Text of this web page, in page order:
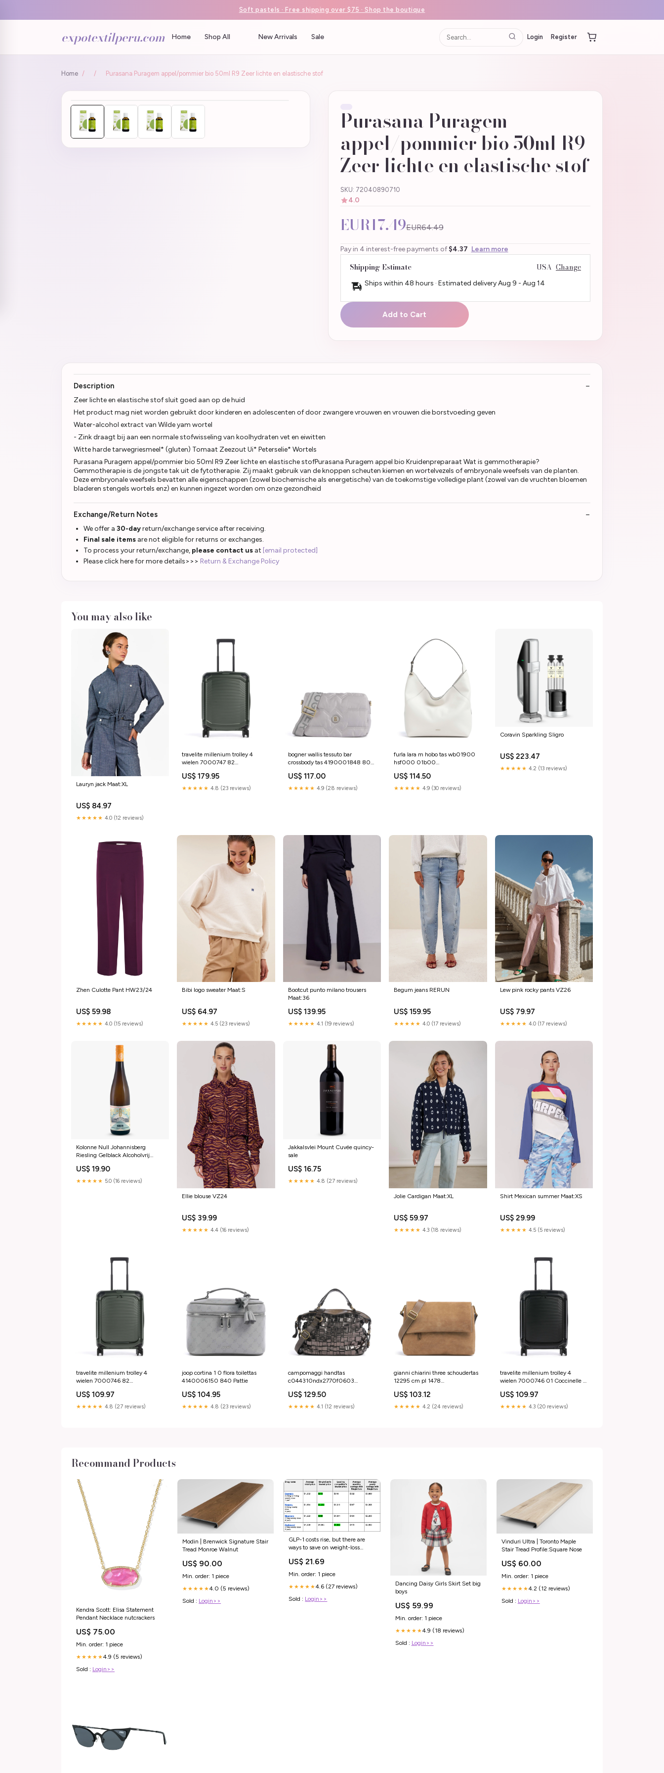
Soft pastels · Free shipping over $75 · Shop the boutique
expotextilperu.com Home Shop All New Arrivals Sale Login Register
Home / / Purasana Puragem appel/pommier bio 50ml R9 Zeer lichte en elastische stof
Purasana Puragem
appel/pommier bio 50ml R9
Zeer lichte en elastische stof
SKU: 72040890710
4.0
EUR17.49EUR64.49
Pay in 4 interest-free payments of $4.37 Learn more
Shipping Estimate USA Change
Ships within 48 hours · Estimated deliveryAug 9 - Aug 14
Add to Cart
Description
Zeer lichte en elastische stof sluit goed aan op de huid
Het product mag niet worden gebruikt door kinderen en adolescenten of door zwangere vrouwen en vrouwen die borstvoeding geven
Water-alcohol extract van Wilde yam wortel
- Zink draagt bij aan een normale stofwisseling van koolhydraten vet en eiwitten
Witte harde tarwegriesmeel* (gluten) Tomaat Zeezout Ui* Peterselie* Wortels
Purasana Puragem appel/pommier bio 50ml R9 Zeer lichte en elastische stofPurasana Puragem appel bio Kruidenpreparaat Wat is gemmotherapie?
Gemmotherapie is de jongste tak uit de fytotherapie. Zij maakt gebruik van de knoppen scheuten kiemen en wortelvezels of embryonale weefsels van de planten.
Deze embryonale weefsels bevatten alle eigenschappen (zowel biochemische als energetische) van de toekomstige volledige plant (zowel van de vruchten bloemen
bladeren stengels wortels enz) en kunnen ingezet worden om onze gezondheid
Exchange/Return Notes
We offer a 30-dayreturn/exchange service after receiving.
Final sale items are not eligible for returns or exchanges.
To process your return/exchange, please contact us at [email protected]
Please click here for more details>>> Return & Exchange Policy
You may also like
Lauryn jack Maat:XL
US$ 84.97
★★★★★ 4.0 (12 reviews)
travelite millenium trolley 4
wielen 7000747 82
US$ 179.95
★★★★★ 4.8 (23 reviews)
bogner wallis tessuto bar
crossbody tas 4190001848 801
US$ 117.00
★★★★★ 4.9 (28 reviews)
furla lara m hobo tas wb01900
hsf000 01b00
US$ 114.50
★★★★★ 4.9 (30 reviews)
Coravin Sparkling Sligro
US$ 223.47
★★★★★ 4.2 (13 reviews)
Zhen Culotte Pant HW23/24
US$ 59.98
★★★★★ 4.0 (15 reviews)
Bibi logo sweater Maat:S
US$ 64.97
★★★★★ 4.5 (23 reviews)
Bootcut punto milano trousers
Maat:36
US$ 139.95
★★★★★ 4.1 (19 reviews)
Begum jeans RERUN
US$ 159.95
★★★★★ 4.0 (17 reviews)
Lew pink rocky pants VZ26
US$ 79.97
★★★★★ 4.0 (17 reviews)
Kolonne Null Johannisberg
Riesling Gelblack Alcoholvrij
US$ 19.90
★★★★★ 5.0 (16 reviews)
Ellie blouse VZ24
US$ 39.99
★★★★★ 4.4 (16 reviews)
Jakkalsvlei Mount Cuvée quincy-
sale
US$ 16.75
★★★★★ 4.8 (27 reviews)
Jolie Cardigan Maat:XL
US$ 59.97
★★★★★ 4.3 (18 reviews)
Shirt Mexican summer Maat:XS
US$ 29.99
★★★★★ 4.5 (5 reviews)
travelite millenium trolley 4
wielen 7000746 82
US$ 109.97
★★★★★ 4.8 (27 reviews)
joop cortina 1 0 flora toilettas
4140006150 840 Pattie
US$ 104.95
★★★★★ 4.8 (23 reviews)
campomaggi handtas
c044310ndx2770f0603
US$ 129.50
★★★★★ 4.1 (12 reviews)
gianni chiarini three schoudertas
12295 cm pl 1478
US$ 103.12
★★★★★ 4.2 (24 reviews)
travelite millenium trolley 4
wielen 7000746 01 Coccinelle x
US$ 109.97
★★★★★ 4.3 (20 reviews)
Recommand Products
Kendra Scott: Elisa Statement
Pendant Necklace nutcrackers
US$ 75.00
Min. order: 1 piece
★★★★★4.9 (5 reviews)
Sold : Login>>
Modin | Brenwick Signature Stair
Tread Monroe Walnut
US$ 90.00
Min. order: 1 piece
★★★★★4.0 (5 reviews)
Sold : Login>>
GLP-1 costs rise, but there are
ways to save on weight-loss
US$ 21.69
Min. order: 1 piece
★★★★★4.6 (27 reviews)
Sold : Login>>
Dancing Daisy Girls Skirt Set big
boys
US$ 59.99
Min. order: 1 piece
★★★★★4.9 (18 reviews)
Sold : Login>>
Vinduri Ultra | Toronto Maple
Stair Tread Profile:Square Nose
US$ 60.00
Min. order: 1 piece
★★★★★4.2 (12 reviews)
Sold : Login>>